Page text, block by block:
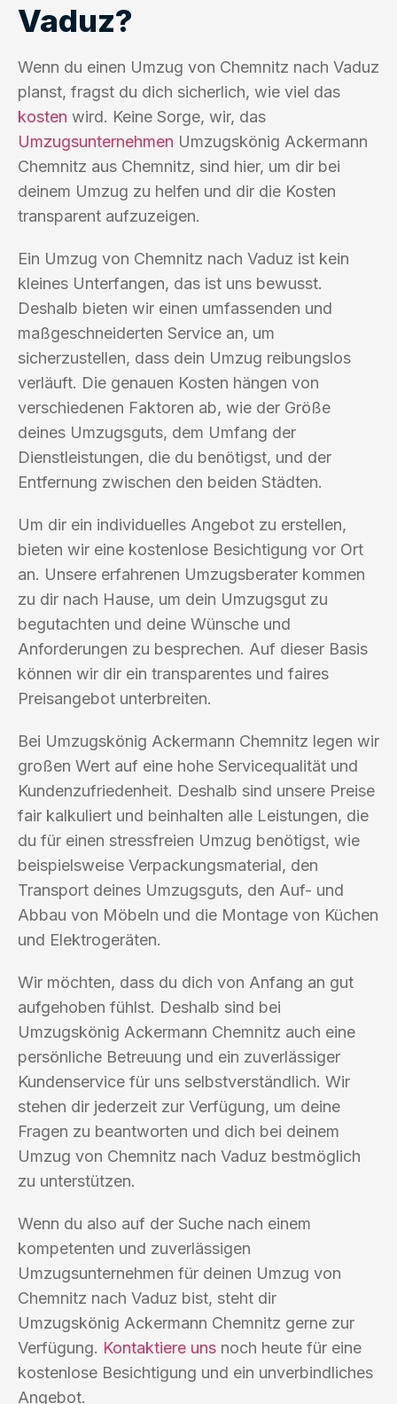
Vaduz?
Wenn du einen Umzug von Chemnitz nach Vaduz
planst, fragst du dich sicherlich, wie viel das
kosten wird. Keine Sorge, wir, das
Umzugsunternehmen Umzugskönig Ackermann
Chemnitz aus Chemnitz, sind hier, um dir bei
deinem Umzug zu helfen und dir die Kosten
transparent aufzuzeigen.
Ein Umzug von Chemnitz nach Vaduz ist kein
kleines Unterfangen, das ist uns bewusst.
Deshalb bieten wir einen umfassenden und
maßgeschneiderten Service an, um
sicherzustellen, dass dein Umzug reibungslos
verläuft. Die genauen Kosten hängen von
verschiedenen Faktoren ab, wie der Größe
deines Umzugsguts, dem Umfang der
Dienstleistungen, die du benötigst, und der
Entfernung zwischen den beiden Städten.
Um dir ein individuelles Angebot zu erstellen,
bieten wir eine kostenlose Besichtigung vor Ort
an. Unsere erfahrenen Umzugsberater kommen
zu dir nach Hause, um dein Umzugsgut zu
begutachten und deine Wünsche und
Anforderungen zu besprechen. Auf dieser Basis
können wir dir ein transparentes und faires
Preisangebot unterbreiten.
Bei Umzugskönig Ackermann Chemnitz legen wir
großen Wert auf eine hohe Servicequalität und
Kundenzufriedenheit. Deshalb sind unsere Preise
fair kalkuliert und beinhalten alle Leistungen, die
du für einen stressfreien Umzug benötigst, wie
beispielsweise Verpackungsmaterial, den
Transport deines Umzugsguts, den Auf- und
Abbau von Möbeln und die Montage von Küchen
und Elektrogeräten.
Wir möchten, dass du dich von Anfang an gut
aufgehoben fühlst. Deshalb sind bei
Umzugskönig Ackermann Chemnitz auch eine
persönliche Betreuung und ein zuverlässiger
Kundenservice für uns selbstverständlich. Wir
stehen dir jederzeit zur Verfügung, um deine
Fragen zu beantworten und dich bei deinem
Umzug von Chemnitz nach Vaduz bestmöglich
zu unterstützen.
Wenn du also auf der Suche nach einem
kompetenten und zuverlässigen
Umzugsunternehmen für deinen Umzug von
Chemnitz nach Vaduz bist, steht dir
Umzugskönig Ackermann Chemnitz gerne zur
Verfügung. Kontaktiere uns noch heute für eine
kostenlose Besichtigung und ein unverbindliches
Angebot.